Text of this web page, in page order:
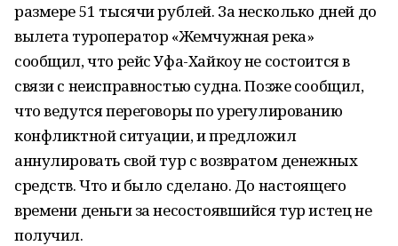
размере 51 тысячи рублей. За несколько дней до
вылета туроператор «Жемчужная река»
сообщил, что рейс Уфа-Хайкоу не состоится в
связи с неисправностью судна. Позже сообщил,
что ведутся переговоры по урегулированию
конфликтной ситуации, и предложил
аннулировать свой тур с возвратом денежных
средств. Что и было сделано. До настоящего
времени деньги за несостоявшийся тур истец не
получил.